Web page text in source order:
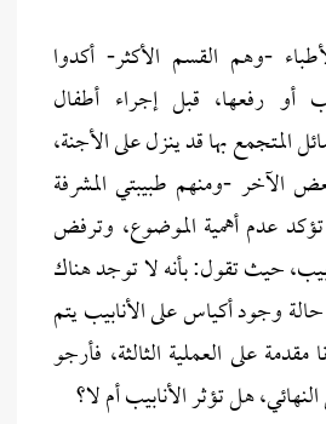
-وهم القسم الأكثر- أكدوا
أو رفعها، قبل إجراء أطفال
المتجمع بها قد ينزل على الأجنة،
الآخر -ومنهم طبيبتي المشرفة
عدم أهمية الموضوع، وترفض
حيث تقول: بأنه لا توجد هناك
وجود أكياس على الأنابيب يتم
مقدمة على العملية الثالثة، فأرجو
هل تؤثر الأنابيب أم لا؟